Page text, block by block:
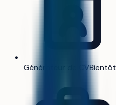
Générateur de CVBientôt